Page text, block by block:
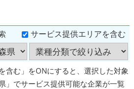
サービス提供エリアを含む
含む」をONにすると、選択した対象
」でサービス提供可能な企業が一覧